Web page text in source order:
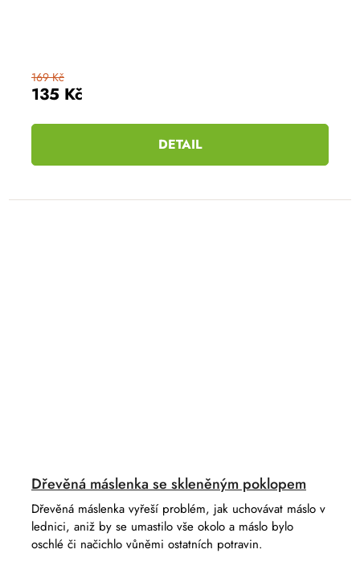
135 Kč
169 Kč
DETAIL
Dřevěná máslenka se skleněným poklopem
Dřevěná máslenka vyřeší problém, jak uchovávat máslo v
lednici, aniž by se umastilo vše okolo a máslo bylo
oschlé či načichlo vůněmi ostatních potravin.